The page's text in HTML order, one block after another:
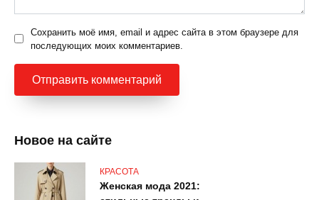
Сохранить моё имя, email и адрес сайта в этом браузере для
последующих моих комментариев.
Новое на сайте
КРАСОТА
Женская мода 2021: